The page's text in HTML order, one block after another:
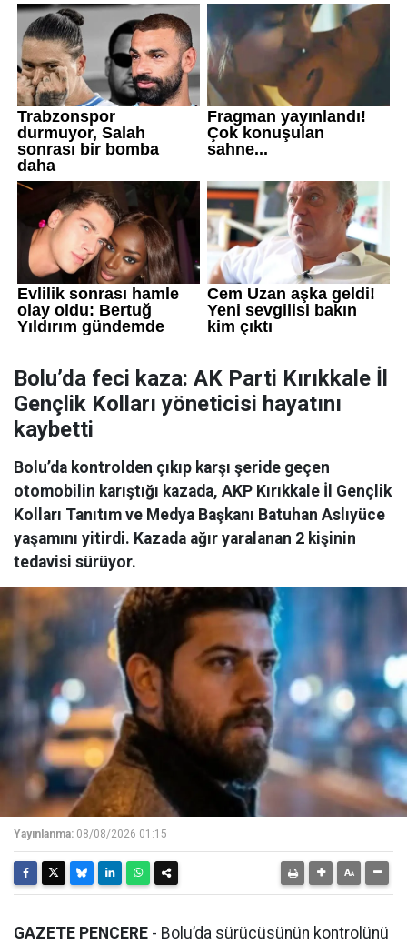
Bolu’da feci kaza: AK Parti Kırıkkale İl
Gençlik Kolları yöneticisi hayatını
kaybetti
Bolu’da kontrolden çıkıp karşı şeride geçen
otomobilin karıştığı kazada, AKP Kırıkkale İl Gençlik
Kolları Tanıtım ve Medya Başkanı Batuhan Aslıyüce
yaşamını yitirdi. Kazada ağır yaralanan 2 kişinin
tedavisi sürüyor.
Yayınlanma: 08/08/2026 01:15
GAZETE PENCERE - Bolu’da sürücüsünün kontrolünü